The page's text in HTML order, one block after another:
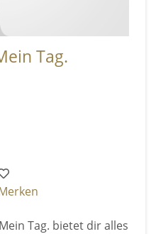
Tag.
Tag. bietet dir alles